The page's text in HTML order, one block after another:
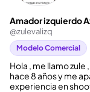
Amador izquierdo
@zulevalizq
Modelo Comercial
Hola , me llamo
hace 8 años y me
experiencia en